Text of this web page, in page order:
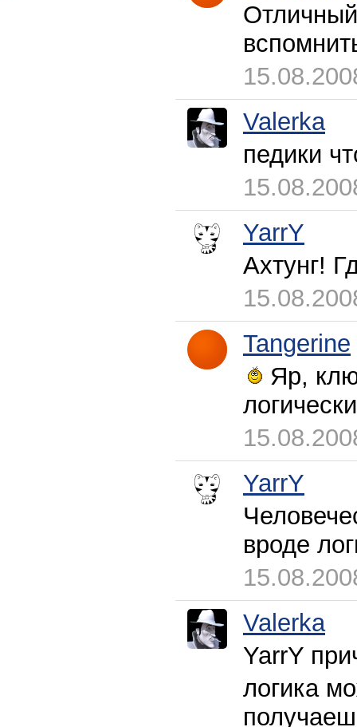
Valerka
педики
YarrY
Ахтунг!
Tangerine
Яр,
YarrY
вроде
Valerka
YarrY
логика